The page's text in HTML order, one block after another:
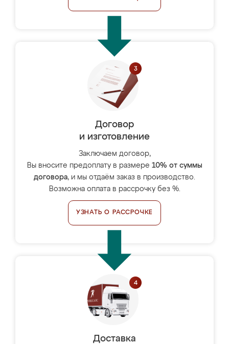
Договор
и изготовление
Заключаем договор,
Вы вносите предоплату в размере 10% от суммы
договора, и мы отдаём заказ в производство.
Возможна оплата в рассрочку без %.
УЗНАТЬ О РАССРОЧКЕ
Доставка